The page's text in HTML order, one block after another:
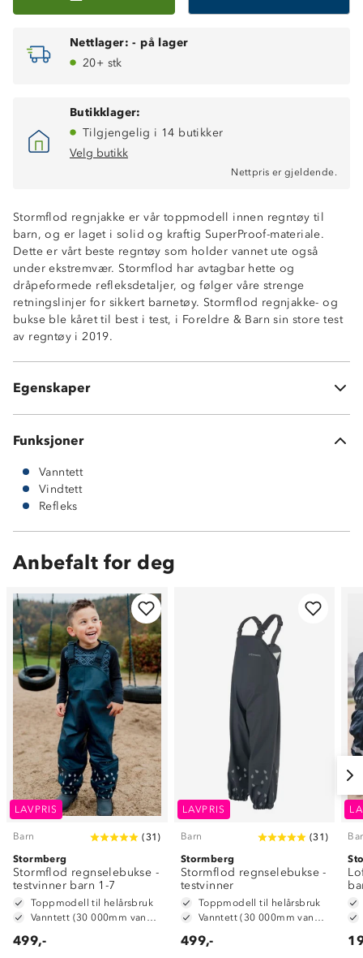
Nettlager: - på lager
20+ stk
Butikklager:
Tilgjengelig i 14 butikker
Velg butikk
Nettpris er gjeldende.
Stormflod regnjakke er vår toppmodell innen regntøy til
barn, og er laget i solid og kraftig SuperProof-materiale.
Dette er vårt beste regntøy som holder vannet ute også
under ekstremvær. Stormflod har avtagbar hette og
dråpeformede refleksdetaljer, og følger våre strenge
retningslinjer for sikkert barnetøy. Stormflod regnjakke- og
bukse ble kåret til best i test, i Foreldre & Barn sin store test
av regntøy i 2019.
Egenskaper
Toppmodell til helårsbruk
Vanntett (30 000mm vannsøyle)
Høy rive og slitestyrke
Vindtett
Dobbel stormklaff
Avtagbar hette for økt sikkerhet
Dråpeformede refleksdetaljer
Sveisede sømmer
Jakken har ingen lommer
Funksjoner
Vanntett
Vindtett
Refleks
Anbefalt for deg
LAVPRIS
Barn (31 )
Stormberg
Stormflod regnselebukse -
testvinner barn 1-7
Toppmodell til helårsbruk
499,-
LAVPRIS
Barn (31 )
Stormberg
Stormflod regnselebukse -
testvinner
Toppmodell til helårsbruk
499,-